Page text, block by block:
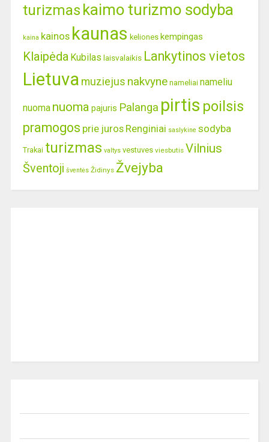
turizmas kaimo turizmo sodyba
kaina kainos kaunas keliones kempingas
Klaipėda Kubilas laisvalaikis Lankytinos vietos
Lietuva muziejus nakvyne nameliai nameliu
nuoma nuoma pajuris Palanga pirtis poilsis
pramogos prie juros Renginiai saslykine sodyba
Trakai turizmas valtys vestuves viesbutis Vilnius
Šventoji šventės Židinys Žvejyba